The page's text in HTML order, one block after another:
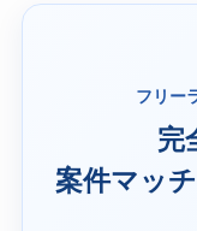
フリー
完
案件マッ